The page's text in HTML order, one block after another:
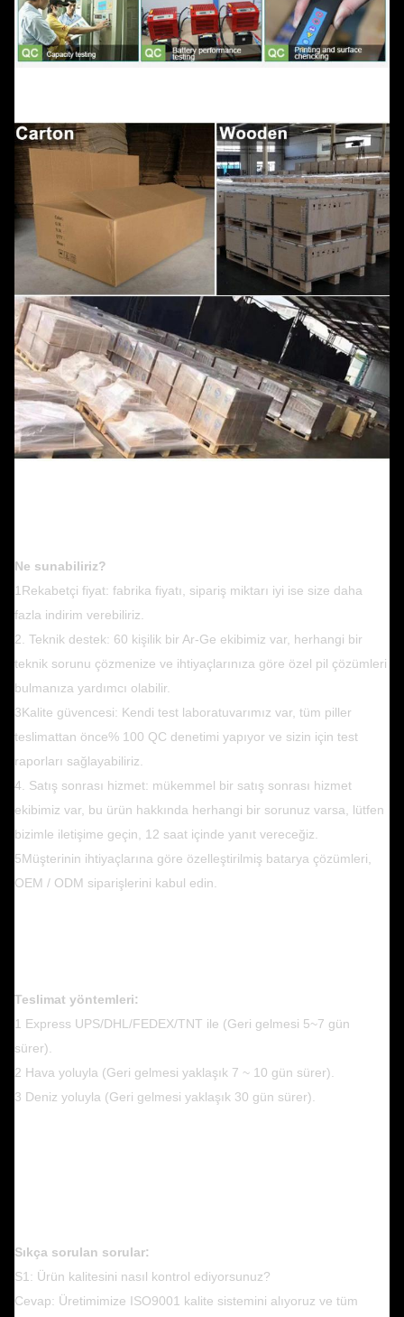
Ne sunabiliriz?
1Rekabetçi fiyat: fabrika fiyatı, sipariş miktarı iyi ise size daha
fazla indirim verebiliriz.
2. Teknik destek: 60 kişilik bir Ar-Ge ekibimiz var, herhangi bir
teknik sorunu çözmenize ve ihtiyaçlarınıza göre özel pil çözümleri
bulmanıza yardımcı olabilir.
3Kalite güvencesi: Kendi test laboratuvarımız var, tüm piller
teslimattan önce% 100 QC denetimi yapıyor ve sizin için test
raporları sağlayabiliriz.
4. Satış sonrası hizmet: mükemmel bir satış sonrası hizmet
ekibimiz var, bu ürün hakkında herhangi bir sorunuz varsa, lütfen
bizimle iletişime geçin, 12 saat içinde yanıt vereceğiz.
5Müşterinin ihtiyaçlarına göre özelleştirilmiş batarya çözümleri,
OEM / ODM siparişlerini kabul edin.
Teslimat yöntemleri:
1 Express UPS/DHL/FEDEX/TNT ile (Geri gelmesi 5~7 gün
sürer).
2 Hava yoluyla (Geri gelmesi yaklaşık 7 ~ 10 gün sürer).
3 Deniz yoluyla (Geri gelmesi yaklaşık 30 gün sürer).
Sıkça sorulan sorular:
S1: Ürün kalitesini nasıl kontrol ediyorsunuz?
Cevap: Üretimimize ISO9001 kalite sistemini alıyoruz ve tüm